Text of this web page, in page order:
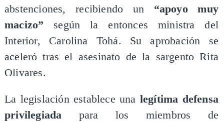
abstenciones, recibiendo un “apoyo muy
macizo” según la entonces ministra del
Interior, Carolina Tohá. Su aprobación se
aceleró tras el asesinato de la sargento Rita
Olivares.
La legislación establece una legítima defensa
privilegiada para los miembros de